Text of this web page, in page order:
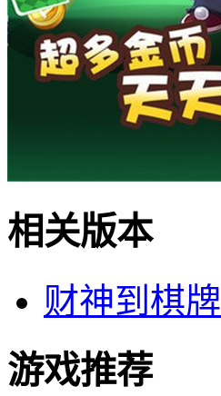
相关版本
财神到棋牌
游戏推荐